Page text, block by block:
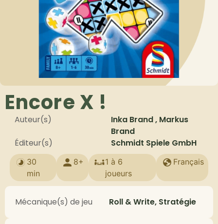
Encore X !
Auteur(s)
Inka Brand , Markus
Brand
Éditeur(s)
Schmidt Spiele GmbH
30
min
8+
1 à 6
joueurs
Français
Mécanique(s) de jeu Roll & Write, Stratégie